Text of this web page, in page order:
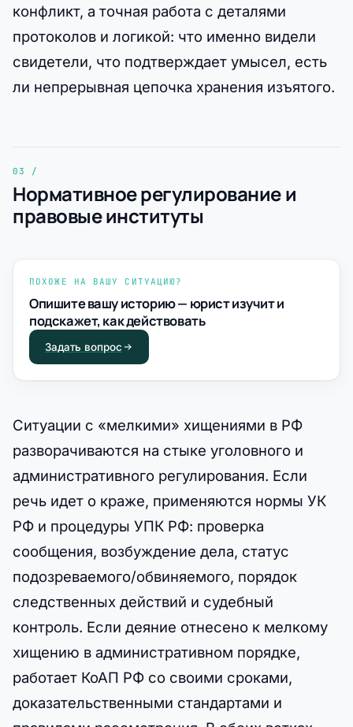
конфликт, а точная работа с деталями
протоколов и логикой: что именно видели
свидетели, что подтверждает умысел, есть
ли непрерывная цепочка хранения изъятого.
Нормативное регулирование и
правовые институты
ПОХОЖЕ НА ВАШУ СИТУАЦИЮ?
Опишите вашу историю — юрист изучит и
подскажет, как действовать
Задать вопрос
Ситуации с «мелкими» хищениями в РФ
разворачиваются на стыке уголовного и
административного регулирования. Если
речь идет о краже, применяются нормы УК
РФ и процедуры УПК РФ: проверка
сообщения, возбуждение дела, статус
подозреваемого/обвиняемого, порядок
следственных действий и судебный
контроль. Если деяние отнесено к мелкому
хищению в административном порядке,
работает КоАП РФ со своими сроками,
доказательственными стандартами и